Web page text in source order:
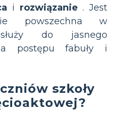
i rozwiązanie . Jest
powszechna w
do jasnego
postępu fabuły i
szkoły